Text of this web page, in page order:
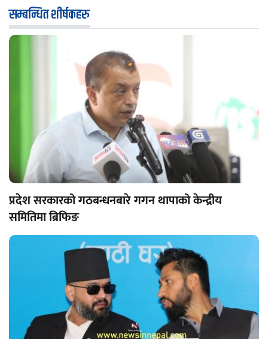
सम्बन्धित शीर्षकहरु
प्रदेश सरकारको गठबन्धनबारे गगन थापाको केन्द्रीय
समितिमा ब्रिफिङ